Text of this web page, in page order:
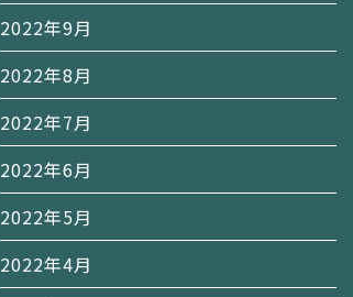
2022年9月
2022年8月
2022年7月
2022年6月
2022年5月
2022年4月